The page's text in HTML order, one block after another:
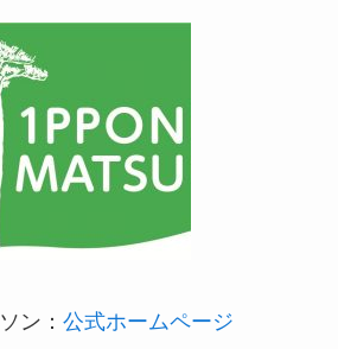
ン： 公式ホームページ